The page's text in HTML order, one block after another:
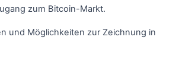
zum Bitcoin-Markt.
und Möglichkeiten zur Zeichnung in